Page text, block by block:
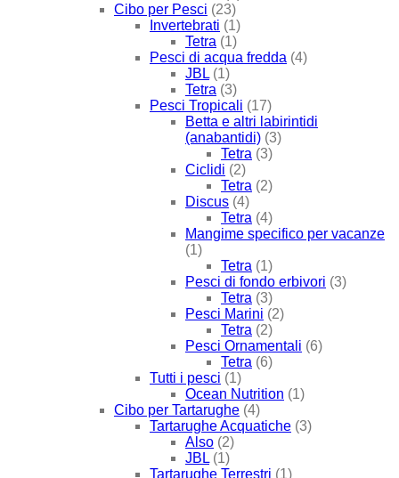
Cibo per Pesci (23)
Invertebrati (1)
Tetra (1)
Pesci di acqua fredda (4)
JBL (1)
Tetra (3)
Pesci Tropicali (17)
Betta e altri labirintidi
(anabantidi) (3)
Tetra (3)
Ciclidi (2)
Tetra (2)
Discus (4)
Tetra (4)
Mangime specifico per vacanze
(1)
Tetra (1)
Pesci di fondo erbivori (3)
Tetra (3)
Pesci Marini (2)
Tetra (2)
Pesci Ornamentali (6)
Tetra (6)
Tutti i pesci (1)
Ocean Nutrition (1)
Cibo per Tartarughe (4)
Tartarughe Acquatiche (3)
Also (2)
JBL (1)
Tartarughe Terrestri (1)